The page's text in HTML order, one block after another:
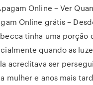
Online – Ver
Online grátis –
tinha uma porção
quando as
acreditava ser
mulher e anos mais